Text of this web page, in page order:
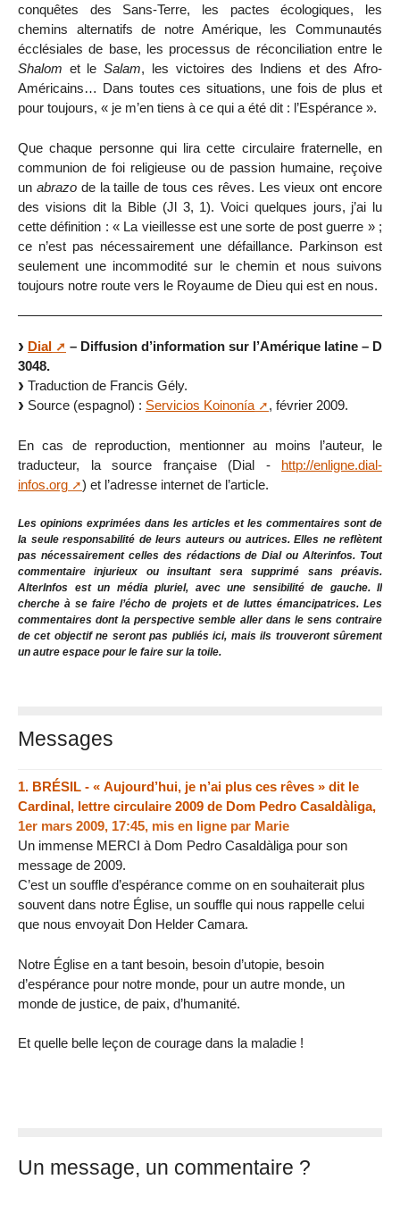
conquêtes des Sans-Terre, les pactes écologiques, les
chemins alternatifs de notre Amérique, les Communautés
écclésiales de base, les processus de réconciliation entre le
Shalom et leSalam, les victoires des Indiens et des Afro-
Américains… Dans toutes ces situations, une fois de plus et
pour toujours, « je m’en tiens à ce qui a été dit : l’Espérance ».
Que chaque personne qui lira cette circulaire fraternelle, en
communion de foi religieuse ou de passion humaine, reçoive
un abrazode la taille de tous ces rêves. Les vieux ont encore
des visions dit la Bible (Jl 3, 1). Voici quelques jours, j’ai lu
cette définition : « La vieillesse est une sorte de post guerre » ;
ce n’est pas nécessairement une défaillance. Parkinson est
seulement une incommodité sur le chemin et nous suivons
toujours notre route vers le Royaume de Dieu qui est en nous.
Dial
– Diffusion d’information sur l’Amérique latine – D
3048.
Traduction de Francis Gély.
Source (espagnol) : Servicios Koinonía , février 2009.
En cas de reproduction, mentionner au moins l’auteur, le
traducteur, la source française (Dial - http://enligne.dial-
infos.org
) et l’adresse internet de l’article.
Les opinions exprimées dans les articles et les commentaires sont de
la seule responsabilité de leurs auteurs ou autrices. Elles ne reflètent
pas nécessairement celles des rédactions de Dial ou Alterinfos. Tout
commentaire injurieux ou insultant sera supprimé sans préavis.
AlterInfos est un média pluriel, avec une sensibilité de gauche. Il
cherche à se faire l’écho de projets et de luttes émancipatrices. Les
commentaires dont la perspective semble aller dans le sens contraire
de cet objectif ne seront pas publiés ici, mais ils trouveront sûrement
un autre espace pour le faire sur la toile.
Messages
1. BRÉSIL - « Aujourd’hui, je n’ai plus ces rêves » dit le
Cardinal, lettre circulaire 2009 de Dom Pedro Casaldàliga,
1er mars 2009, 17:45, mis en ligne par Marie
Un immense MERCI à Dom Pedro Casaldàliga pour son
message de 2009.
C’est un souffle d’espérance comme on en souhaiterait plus
souvent dans notre Église, un souffle qui nous rappelle celui
que nous envoyait Don Helder Camara.
Notre Église en a tant besoin, besoin d’utopie, besoin
d’espérance pour notre monde, pour un autre monde, un
monde de justice, de paix, d’humanité.
Et quelle belle leçon de courage dans la maladie !
Un message, un commentaire ?